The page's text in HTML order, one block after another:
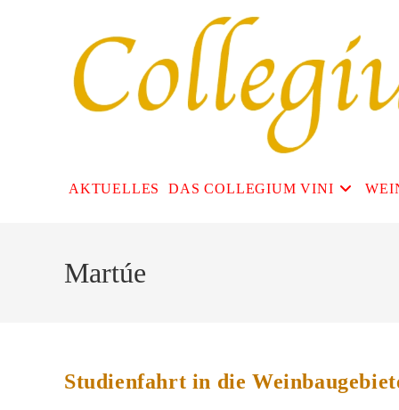
AKTUELLES DAS COLLEGIUM VINI
Martúe
Studienfahrt in die